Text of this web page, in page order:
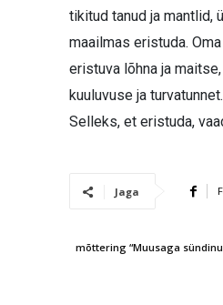
tikitud tanud ja mantlid,
maailmas eristuda.
eristuva lõhna ja
kuuluvuse ja turvatunnet.
Selleks, et eristuda,
Jaga
mõttering “Muusaga